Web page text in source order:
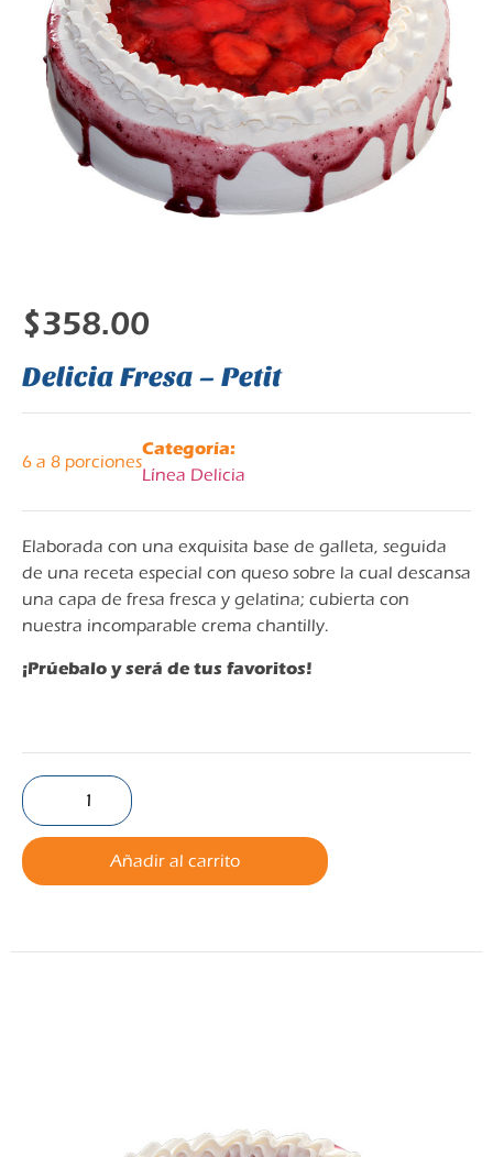
$358.00
Delicia Fresa – Petit
6 a 8 porciones
Categoría:
Línea Delicia
Elaborada con una exquisita base de galleta, seguida
de una receta especial con queso sobre la cual descansa
una capa de fresa fresca y gelatina; cubierta con
nuestra incomparable crema chantilly.
¡Prúebalo y será de tus favoritos!
Añadir al carrito